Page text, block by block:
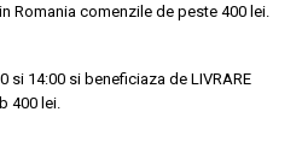
Romania comenzile de peste 400 lei.
si 14:00 si beneficiaza de LIVRARE
400 lei.